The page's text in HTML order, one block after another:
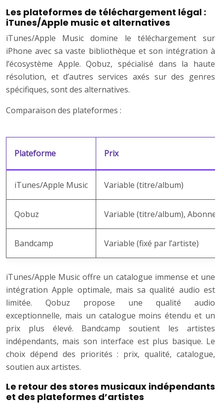
Les plateformes de téléchargement légal :
iTunes/Apple music et alternatives
iTunes/Apple Music domine le téléchargement sur
iPhone avec sa vaste bibliothèque et son intégration à
l’écosystème Apple. Qobuz, spécialisé dans la haute
résolution, et d’autres services axés sur des genres
spécifiques, sont des alternatives.
Comparaison des plateformes :
Plateforme Prix
iTunes/Apple Music Variable (titre/album)
Qobuz Variable (titre/album),
Bandcamp Variable (fixé par l’artiste)
iTunes/Apple Music offre un catalogue immense et une
intégration Apple optimale, mais sa qualité audio est
limitée. Qobuz propose une qualité audio
exceptionnelle, mais un catalogue moins étendu et un
prix plus élevé. Bandcamp soutient les artistes
indépendants, mais son interface est plus basique. Le
choix dépend des priorités : prix, qualité, catalogue,
soutien aux artistes.
Le retour des stores musicaux indépendants
et des plateformes d’artistes